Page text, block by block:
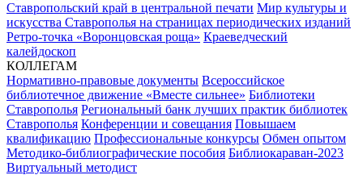
Ставропольский край в центральной печати Мир культуры и
искусства Ставрополья на страницах периодических изданий
Ретро-точка «Воронцовская роща» Краеведческий
калейдоскоп
КОЛЛЕГАМ
Нормативно-правовые документы Всероссийское
библиотечное движение «Вместе сильнее» Библиотеки
Ставрополья Региональный банк лучших практик библиотек
Ставрополья Конференции и совещания Повышаем
квалификацию Профессиональные конкурсы Обмен опытом
Методико-библиографические пособия Библиокараван-2023
Виртуальный методист